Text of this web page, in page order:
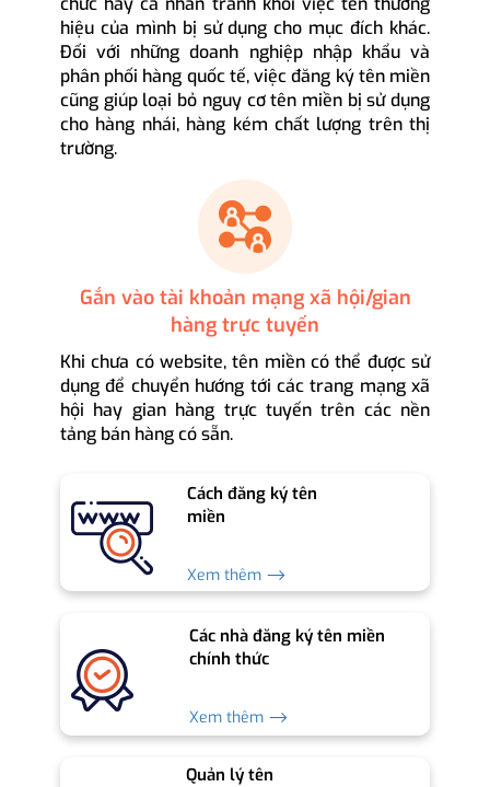
hiệu của mình bị sử dụng cho mục đích khác.
Đối với những doanh nghiệp nhập khẩu và
phân phối hàng quốc tế, việc đăng ký tên miền
cũng giúp loại bỏ nguy cơ tên miền bị sử dụng
cho hàng nhái, hàng kém chất lượng trên thị
trường.
Gắn vào tài khoản mạng xã hội/gian
hàng trực tuyến
Khi chưa có website, tên miền có thể được sử
dụng để chuyển hướng tới các trang mạng xã
hội hay gian hàng trực tuyến trên các nền
tảng bán hàng có sẵn.
Cách đăng ký tên
miền
Xem thêm ⟶
Các nhà đăng ký tên miền
chính thức
Xem thêm ⟶
Quản lý tên